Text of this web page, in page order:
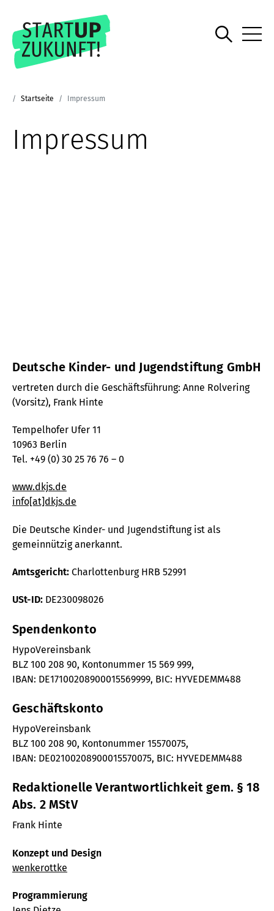
Startseite Impressum
Impressum
Deutsche Kinder- und Jugendstiftung GmbH
vertreten durch die Geschäftsführung: Anne Rolvering
(Vorsitz), Frank Hinte
Tempelhofer Ufer 11
10963 Berlin
Tel. +49 (0) 30 25 76 76 – 0
www.dkjs.de
info[at]dkjs.de
Die Deutsche Kinder- und Jugendstiftung ist als
gemeinnützig anerkannt.
Amtsgericht: Charlottenburg HRB 52991
USt-ID: DE230098026
Spendenkonto
HypoVereinsbank
BLZ 100 208 90, Kontonummer 15 569 999,
IBAN: DE17100208900015569999, BIC: HYVEDEMM488
Geschäftskonto
HypoVereinsbank
BLZ 100 208 90, Kontonummer 15570075,
IBAN: DE02100208900015570075, BIC: HYVEDEMM488
Redaktionelle Verantwortlichkeit gem. § 18
Abs. 2 MStV
Frank Hinte
Konzept und Design
wenkerottke
Programmierung